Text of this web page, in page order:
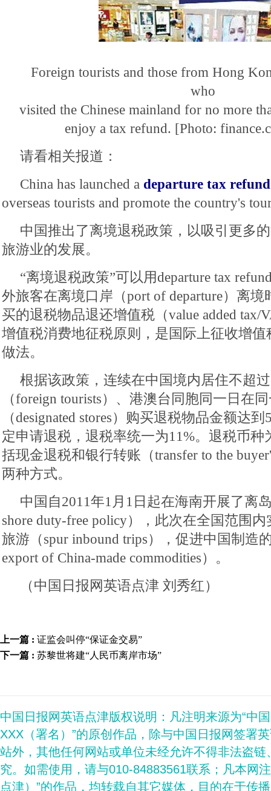
Foreign tourists and those from Hong
who
visited the Chinese mainland for no more
enjoy a tax refund. [Photo:
请看相关报道：
China has launched a departure tax refund
overseas tourists and promote the country's
中国推出了离境退税政策，以吸引更多
旅游业的发展。
“离境退税政策”可以用departure tax
外旅客在离境口岸（port of departure）离
买的退税物品退还增值税（value added tax/
增值税消费地征税原则，是国际上征收增
做法。
根据该政策，连续在中国境内居住不超
（foreign tourists）、港澳台同胞同一日在
（designated stores）购买退税物品金额达
定申请退税，退税率统一为11%。退税币
括现金退税和银行转账（transfer to the
两种方式。
中国自2011年1月1日起在海南开展了离
shore duty-free policy），此次在全国范围
旅游（spur inbound trips），促进中国制造
export of China-made commodities）。
（中国日报网英语点津 刘秀红）
上一篇 : 证监会叫停“保证金交易”
下一篇 : 苏黎世将建“人民币离岸市场”
中国日报网英语点津版权说明：凡注明来源为“中
XXX（署名）”的原创作品，除与中国日报网签署
站外，其他任何网站或单位未经允许不得非法盗
究。如需使用，请与010-84883561联系；凡本网
点津）”的作品，均转载自其它媒体，目的在于传